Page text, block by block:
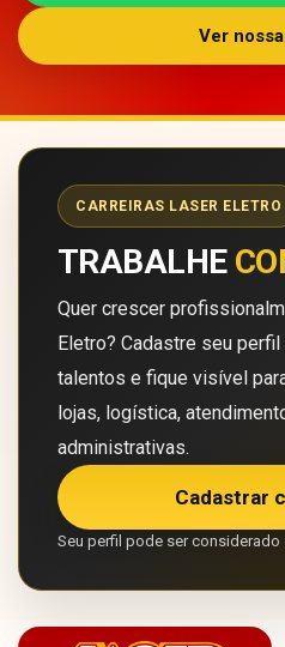
Ver
CARREIRAS LASER ELETRO
TRABALHE
Quer crescer
Eletro? Cadastre seu
talentos e fique visível
lojas, logística,
administrativas.
Cadastrar
Seu perfil pode ser considerado